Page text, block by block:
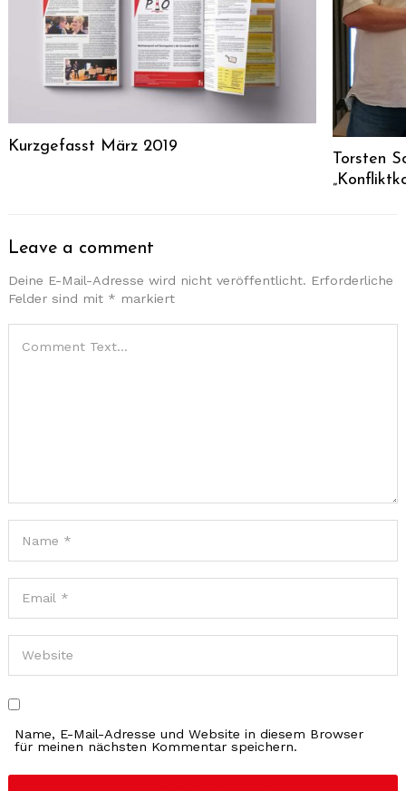
Kurzgefasst März 2019
Torsten
Leave a comment
Deine E-Mail-Adresse wird nicht veröffentlicht. Erforderliche
Felder sind mit * markiert
Name, E-Mail-Adresse und Website in diesem Browser
für meinen nächsten Kommentar speichern.